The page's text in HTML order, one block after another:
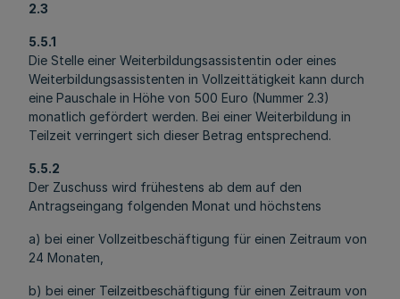
2.3
5.5.1
Die Stelle einer Weiterbildungsassistentin oder eines
Weiterbildungsassistenten in Vollzeittätigkeit kann durch
eine Pauschale in Höhe von 500 Euro (Nummer 2.3)
monatlich gefördert werden. Bei einer Weiterbildung in
Teilzeit verringert sich dieser Betrag entsprechend.
5.5.2
Der Zuschuss wird frühestens ab dem auf den
Antragseingang folgenden Monat und höchstens
a) bei einer Vollzeitbeschäftigung für einen Zeitraum von
24 Monaten,
b) bei einer Teilzeitbeschäftigung für einen Zeitraum von